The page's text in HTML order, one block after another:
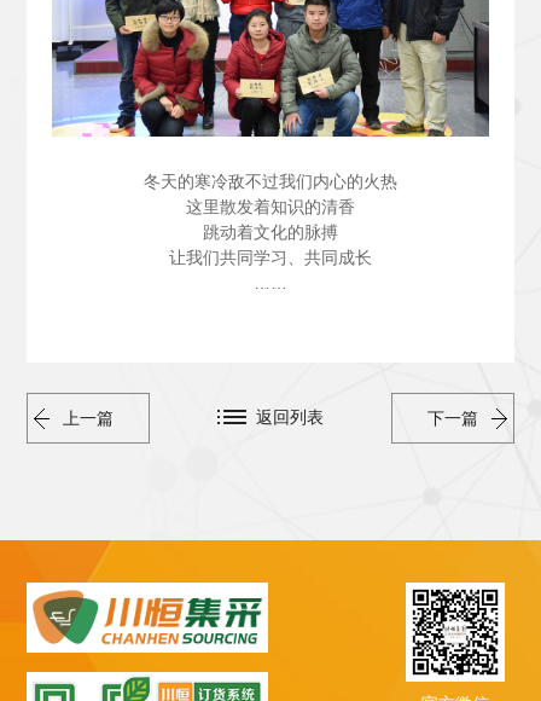
冬天的寒冷敌不过我们内心的火热
这里散发着知识的清香
跳动着文化的脉搏
让我们共同学习、共同成长
上一篇 下一篇
返回列表